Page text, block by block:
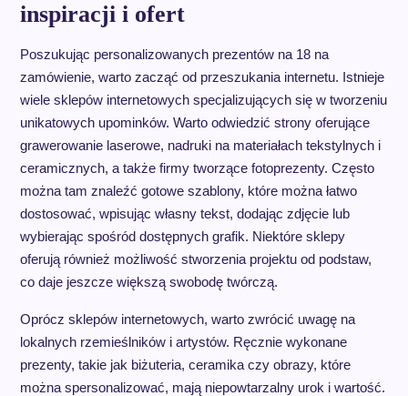
inspiracji i ofert
Poszukując personalizowanych prezentów na 18 na
zamówienie, warto zacząć od przeszukania internetu. Istnieje
wiele sklepów internetowych specjalizujących się w tworzeniu
unikatowych upominków. Warto odwiedzić strony oferujące
grawerowanie laserowe, nadruki na materiałach tekstylnych i
ceramicznych, a także firmy tworzące fotoprezenty. Często
można tam znaleźć gotowe szablony, które można łatwo
dostosować, wpisując własny tekst, dodając zdjęcie lub
wybierając spośród dostępnych grafik. Niektóre sklepy
oferują również możliwość stworzenia projektu od podstaw,
co daje jeszcze większą swobodę twórczą.
Oprócz sklepów internetowych, warto zwrócić uwagę na
lokalnych rzemieślników i artystów. Ręcznie wykonane
prezenty, takie jak biżuteria, ceramika czy obrazy, które
można spersonalizować, mają niepowtarzalny urok i wartość.